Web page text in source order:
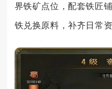
界铁矿点位，配套铁匠
铁兑换原料，补齐日常资